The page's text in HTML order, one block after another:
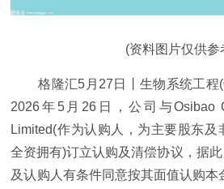
(资料图片仅供参
格隆汇5月27日丨生物系统工程
2026年5月26日，公司与Osibao
Limited(作为认购人，为主要股东
全资拥有)订立认购及清偿协议，据
及认购人有条件同意按其面值认购